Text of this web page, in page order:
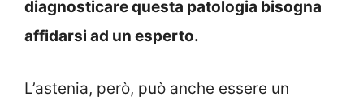
diagnosticare questa patologia bisogna
affidarsi ad un esperto.
L’astenia, però, può anche essere un